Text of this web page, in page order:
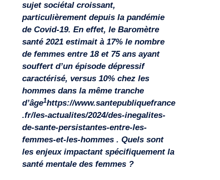
Secteurs
sujet sociétal croissant,
particulièrement depuis la pandémie
de Covid-19. En effet, le Baromètre
santé 2021 estimait à 17% le nombre
de femmes entre 18 et 75 ans ayant
souffert d’un épisode dépressif
caractérisé, versus 10% chez les
hommes dans la même tranche
d’âge1https://www.santepubliquefrance
.fr/les-actualites/2024/des-inegalites-
de-sante-persistantes-entre-les-
femmes-et-les-hommes . Quels sont
les enjeux impactant spécifiquement la
santé mentale des femmes ?